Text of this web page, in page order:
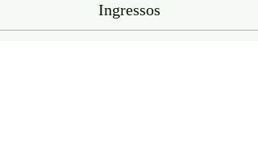
Ingressos